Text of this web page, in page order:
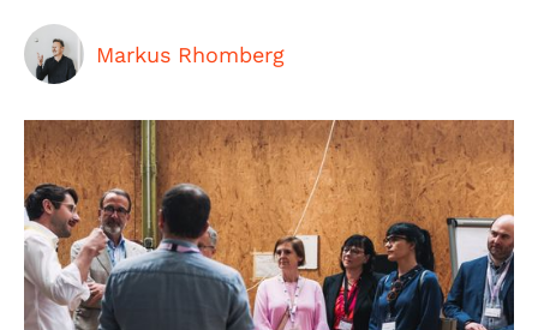
Markus Rhomberg